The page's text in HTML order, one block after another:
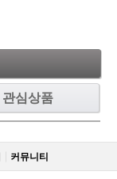
관심상품
커뮤니티